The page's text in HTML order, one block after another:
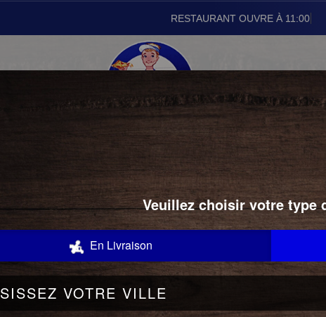
RESTAURANT OUVRE À
BRASSERIES